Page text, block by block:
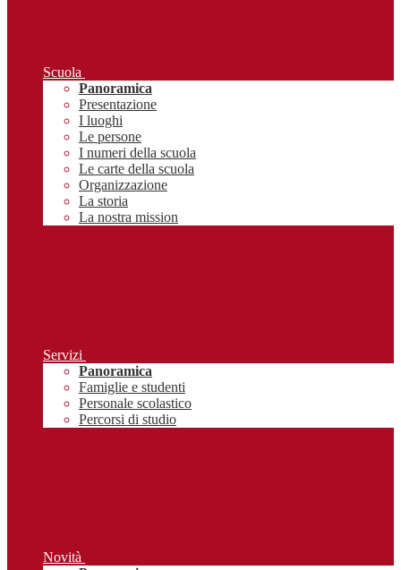
Scuola
Panoramica
Presentazione
I luoghi
Le persone
I numeri della scuola
Le carte della scuola
Organizzazione
La storia
La nostra mission
Servizi
Panoramica
Famiglie e studenti
Personale scolastico
Percorsi di studio
Novità